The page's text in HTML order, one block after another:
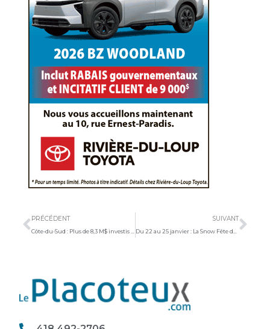
PRÉCÉDENT
Côte-du-Sud : Plus de 8,3 M$ investis pour les routes et la sécurité routière
SUIVANT
Du 22 au 25 janvier : La Snow Fête de Saint-Cyrille-de-Lessard animera le village